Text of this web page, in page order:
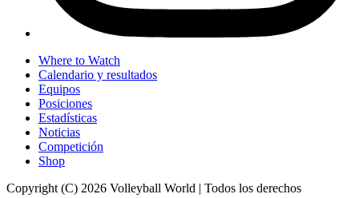
Where to Watch
Calendario y resultados
Equipos
Posiciones
Estadísticas
Noticias
Competición
Shop
Copyright (C) 2026 Volleyball World | Todos los derechos